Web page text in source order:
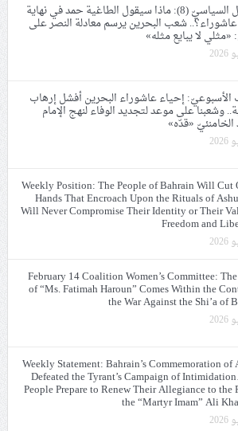
التحليل السياسيّ (8): ماذا سيقول الطاغية حمد في نهاية
شعب البحرين يرسم معادلة النصر على
لا يبايع مثله»
الأسبوعيّ: إحياء عاشوراء البحرين أفشل إرهاب
وشعبنا على موعد لتجديد الوفاء لنهج الإمام
الخامنئيّ «قدّه»
Weekly Position: The People of Bahrain Will Cut
Hands That Encroach Upon the Rituals of
Will Never Compromise Their Identity or Their
Freedom and
February 14 Coalition Women’s Committee:
of “Ms. Fatimah Haroun” Comes Within the
the War Against the Shi’a of
Weekly Statement: Bahrain’s Commemoration of
Defeated the Tyrant’s Campaign of
People Prepare to Renew Their Allegiance to the
the “Martyr Imam” Ali